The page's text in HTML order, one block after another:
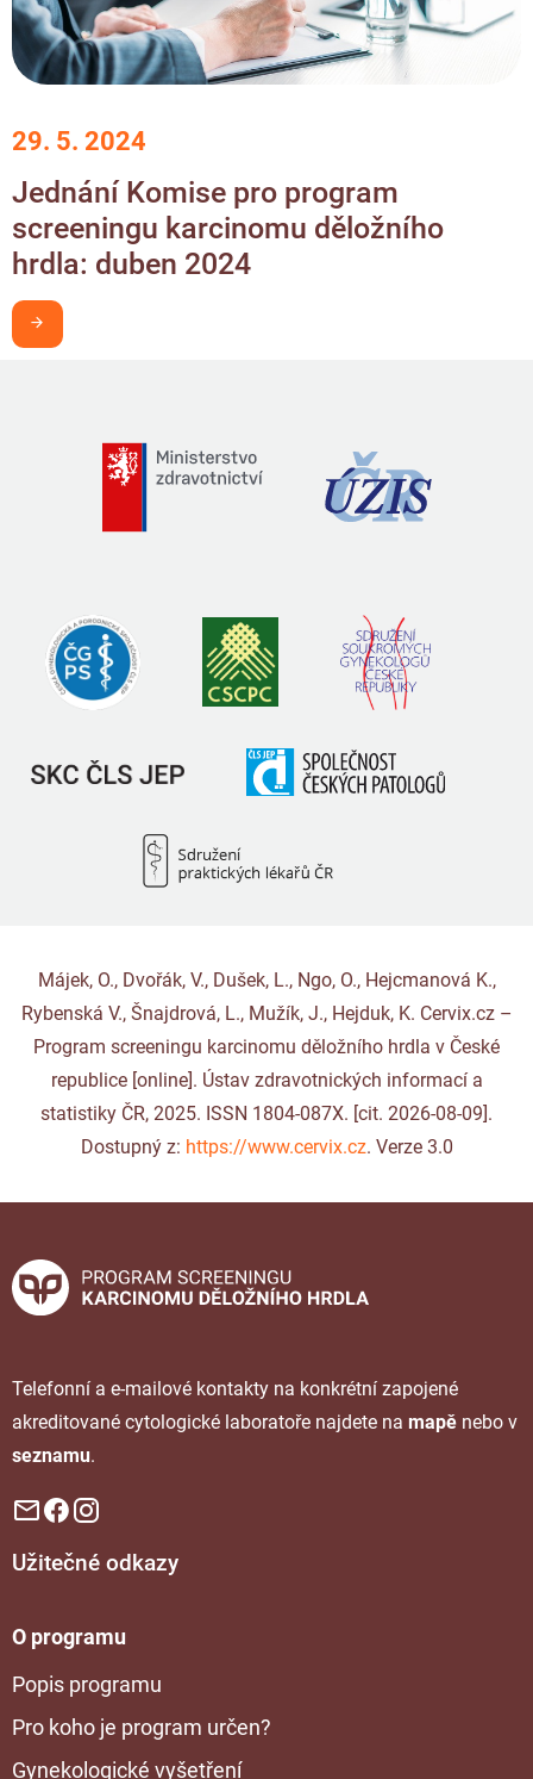
29. 5. 2024
Jednání Komise pro program
screeningu karcinomu děložního
hrdla: duben 2024
Májek, O., Dvořák, V., Dušek, L., Ngo, O., Hejcmanová K.,
Rybenská V., Šnajdrová, L., Mužík, J., Hejduk, K. Cervix.cz –
Program screeningu karcinomu děložního hrdla v České
republice [online]. Ústav zdravotnických informací a
statistiky ČR, 2025. ISSN 1804-087X. [cit. 2026-08-09].
Dostupný z: https://www.cervix.cz. Verze 3.0
Telefonní a e-mailové kontakty na konkrétní zapojené
akreditované cytologické laboratoře najdete na mapě nebo v
seznamu.
Užitečné odkazy
O programu
Popis programu
Pro koho je program určen?
Gynekologické vyšetření